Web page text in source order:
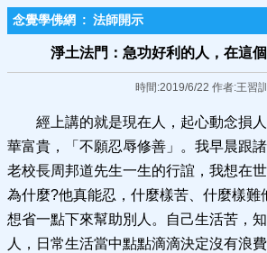
念覺學佛網 : 法師開示
淨土法門：急功好利的人，在這
時間:2019/6/22 作者:王習訓
經上講的就是現在人，起心動念損
華富貴，「不願忍辱修善」。我早晨跟
老校長周邦道先生一生的行誼，我想在
為什麼?他真能忍，什麼樣苦、什麼樣難
想省一點下來幫助別人。自己生活苦，
人，日常生活當中點點滴滴決定沒有浪